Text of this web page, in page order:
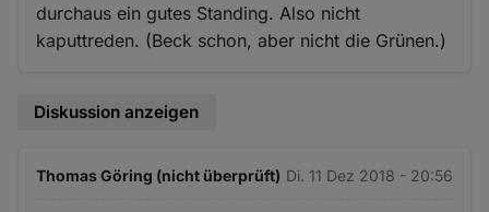
durchaus ein gutes Standing. Also nicht
kaputtreden. (Beck schon, aber nicht die Grünen.)
Diskussion anzeigen
Thomas Göring (nicht überprüft) Di. 11 Dez 2018 - 20:56